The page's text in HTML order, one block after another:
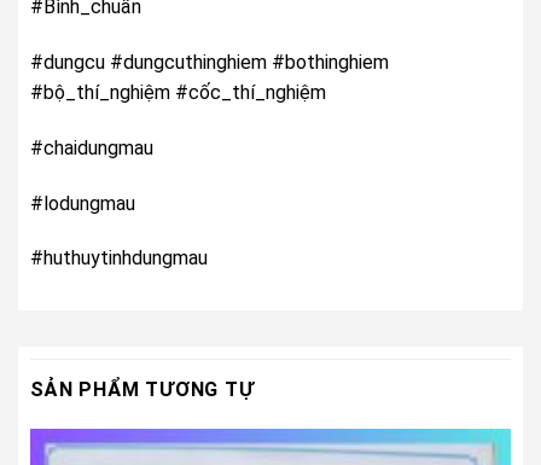
#Bình_chuẩn
#dungcu #dungcuthinghiem #bothinghiem
#bộ_thí_nghiệm #cốc_thí_nghiệm
#chaidungmau
#lodungmau
#huthuytinhdungmau
SẢN PHẨM TƯƠNG TỰ